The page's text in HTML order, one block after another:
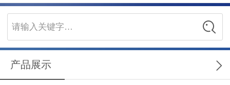
请输入关键字…
产品展示